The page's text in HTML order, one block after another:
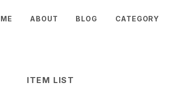
ABOUT BLOG CATEGORY
ITEM LIST